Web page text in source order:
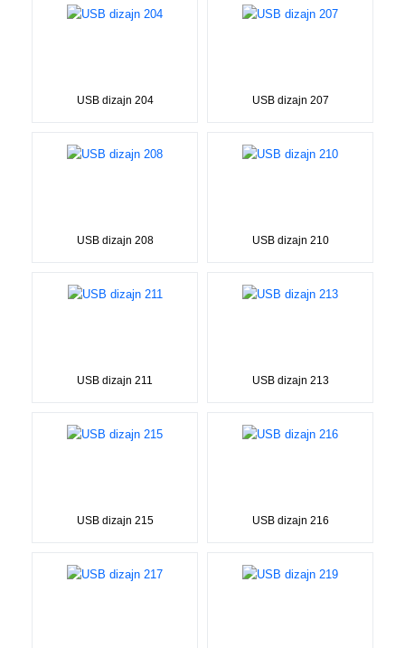
USB dizajn 204 USB dizajn 207
USB dizajn 208 USB dizajn 210
USB dizajn 211 USB dizajn 213
USB dizajn 215 USB dizajn 216